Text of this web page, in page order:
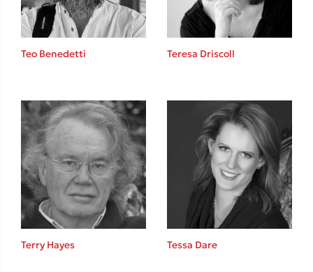
Το λεξικό της ζωής σου
Κώστας Κρομμύδας
Teo Benedetti Teresa Driscoll
Terry Hayes Tessa Dare